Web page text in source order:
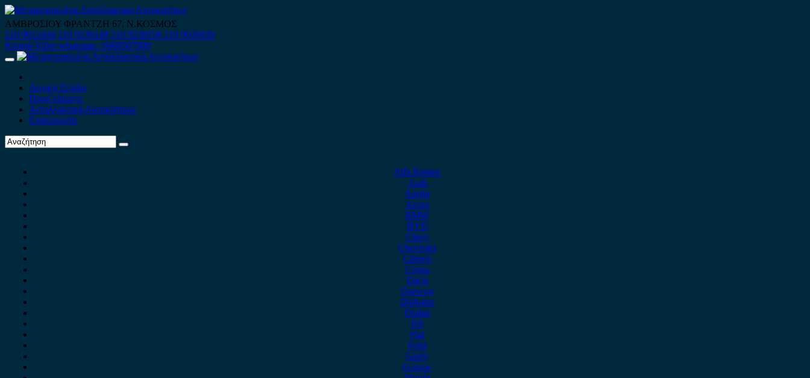
Skip
to
content
ΑΜΒΡΟΣΙΟΥ ΦΡΑΝΤΖΗ 67, Ν.ΚΟΣΜΟΣ
210 9012444 210 9239148 210 9238158 210 9026839
Κινητό-Viber-whatsapp : 6980507900
Primary
Αρχική Σελίδα
Ποιοί είμαστε
Ανταλλακτικά Αυτοκινήτων
Επικοινωνία
Alfa Romeo
Audi
Austin
Acura
BMW
BYD
Chery
Chevrolet
Citroen
Cupra
Dacia
Daewoo
Daihatsu
Dodge
DS
Fiat
Ford
Geely
Gonow